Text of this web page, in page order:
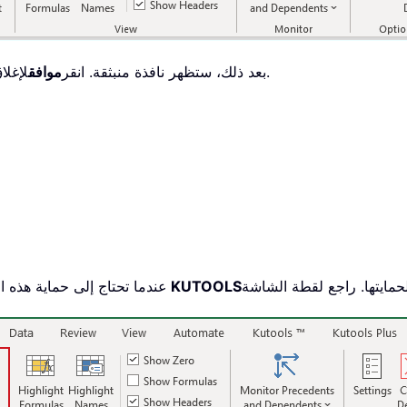
. بعد ذلك، ستظهر نافذة منبثقة. انقر موافق لإغلاق هذه النافذة، وسيتم إلغاء قفل جميع الخلايا المحددة.
. عندما تحتاج إلى حماية هذه تصميم KUTOOLS